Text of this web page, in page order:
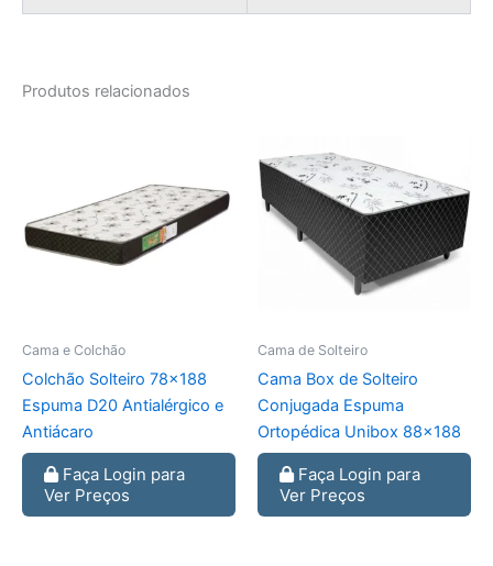
Produtos relacionados
Cama e Colchão
Colchão Solteiro 78×188
Espuma D20 Antialérgico e
Antiácaro
Faça Login para
Ver Preços
Cama de Solteiro
Cama Box de Solteiro
Conjugada Espuma
Ortopédica Unibox 88×188
Faça Login para
Ver Preços